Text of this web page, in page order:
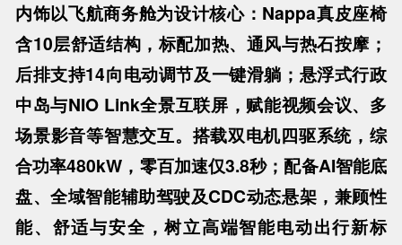
内饰以飞航商务舱为设计核心：Nappa真皮座椅
含10层舒适结构，标配加热、通风与热石按摩；
后排支持14向电动调节及一键滑躺；悬浮式行政
中岛与NIO Link全景互联屏，赋能视频会议、多
场景影音等智慧交互。搭载双电机四驱系统，综
合功率480kW，零百加速仅3.8秒；配备AI智能底
盘、全域智能辅助驾驶及CDC动态悬架，兼顾性
能、舒适与安全，树立高端智能电动出行新标